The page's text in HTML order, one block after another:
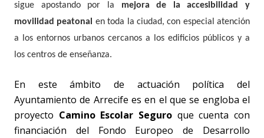
sigue apostando por la mejora de la accesibilidad y
movilidad peatonal en toda la ciudad, con especial atención
a los entornos urbanos cercanos a los edificios públicos y a
los centros de enseñanza.
En este ámbito de actuación política del
Ayuntamiento de Arrecife es en el que se engloba el
proyecto Camino Escolar Seguro que cuenta con
financiación del Fondo Europeo de Desarrollo